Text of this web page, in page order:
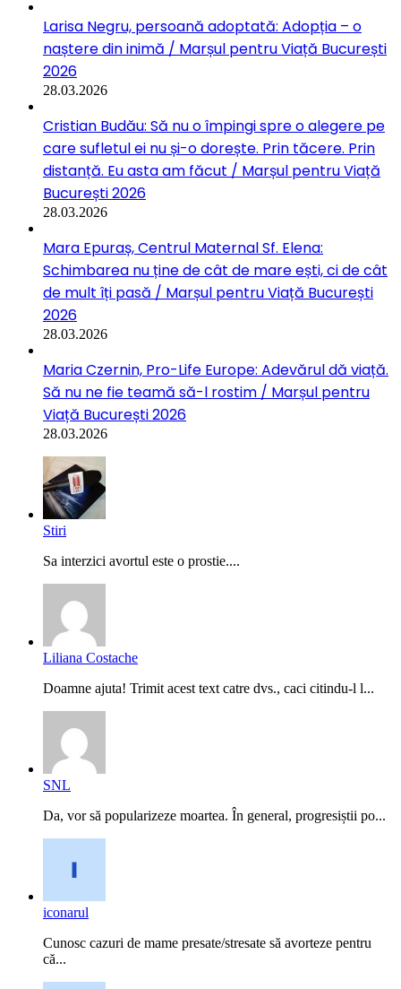
Larisa Negru, persoană adoptată: Adopția – o
naștere din inimă / Marșul pentru Viață București
2026
28.03.2026
Cristian Budău: Să nu o împingi spre o alegere pe
care sufletul ei nu și-o dorește. Prin tăcere. Prin
distanță. Eu asta am făcut / Marșul pentru Viață
București 2026
28.03.2026
Mara Epuraș, Centrul Maternal Sf. Elena:
Schimbarea nu ține de cât de mare ești, ci de cât
de mult îți pasă / Marșul pentru Viață București
2026
28.03.2026
Maria Czernin, Pro-Life Europe: Adevărul dă viață.
Să nu ne fie teamă să-l rostim / Marșul pentru
Viață București 2026
28.03.2026
Stiri
Sa interzici avortul este o prostie....
Liliana Costache
Doamne ajuta! Trimit acest text catre dvs., caci citindu-l l...
SNL
Da, vor să popularizeze moartea. În general, progresiștii po...
iconarul
Cunosc cazuri de mame presate/stresate să avorteze pentru
că...